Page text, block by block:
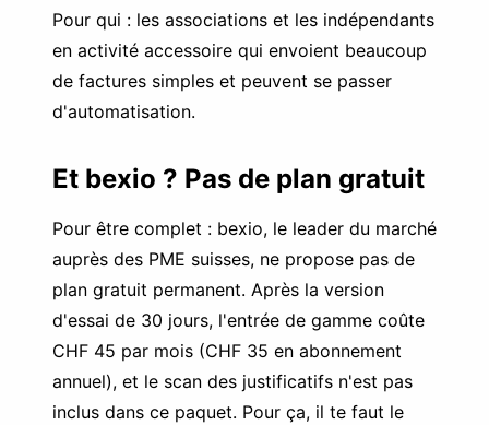
Pour qui : les associations et les indépendants
en activité accessoire qui envoient beaucoup
de factures simples et peuvent se passer
d'automatisation.
Et bexio ? Pas de plan gratuit
Pour être complet : bexio, le leader du marché
auprès des PME suisses, ne propose pas de
plan gratuit permanent. Après la version
d'essai de 30 jours, l'entrée de gamme coûte
CHF 45 par mois (CHF 35 en abonnement
annuel), et le scan des justificatifs n'est pas
inclus dans ce paquet. Pour ça, il te faut le